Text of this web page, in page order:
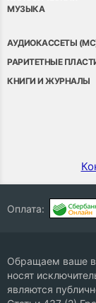
МУЗЫКА
АУДИОКАССЕТЫ
РАРИТЕТНЫЕ
КНИГИ И ЖУРНАЛЫ
Оплата:
Обращаем ваше
носят
являются